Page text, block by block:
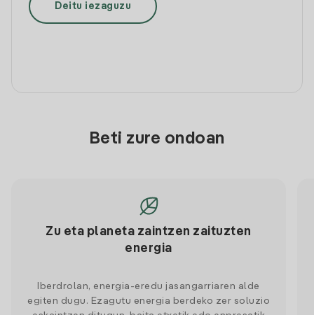
Deitu iezaguzu
Beti zure ondoan
Zu eta planeta zaintzen zaituzten
energia
Iberdrolan, energia-eredu jasangarriaren alde
egiten dugu. Ezagutu energia berdeko zer soluzio